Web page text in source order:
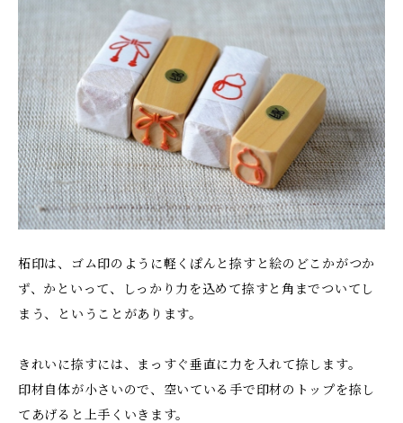
柘印は、ゴム印のように軽くぽんと捺すと絵のどこかがつか
ず、かといって、しっかり力を込めて捺すと角までついてし
まう、ということがあります。
きれいに捺すには、まっすぐ垂直に力を入れて捺します。
印材自体が小さいので、空いている手で印材のトップを捺し
てあげると上手くいきます。